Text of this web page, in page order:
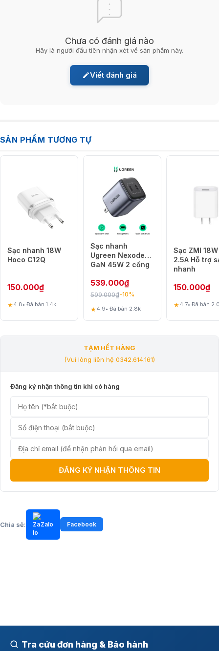
TẠM HẾT HÀNG
(Vui lòng liên hệ 0342.614.161)
Đăng ký nhận thông tin khi có hàng
ĐĂNG KÝ NHẬN THÔNG TIN
Chia sẻ: Zalo Facebook
Chưa có đánh giá nào
Hãy là người đầu tiên nhận xét về sản phẩm này.
Viết đánh giá
SẢN PHẨM TƯƠNG TỰ
Sạc nhanh 18W
Hoco C12Q
150.000₫
★4.8• Đã bán 1.4k
Sạc nhanh
Ugreen Nexode
GaN 45W 2 cổng
539.000₫
599.000₫-10%
★4.9• Đã bán 2.8k
Sạc ZMI
2.5A Hỗ trợ
nhanh
150.000₫
★4.7• Đã bán
Tra cứu đơn hàng & Bảo hành